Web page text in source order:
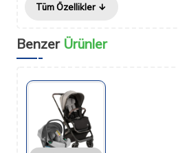
Tüm Özellikler
BenzerÜrünler